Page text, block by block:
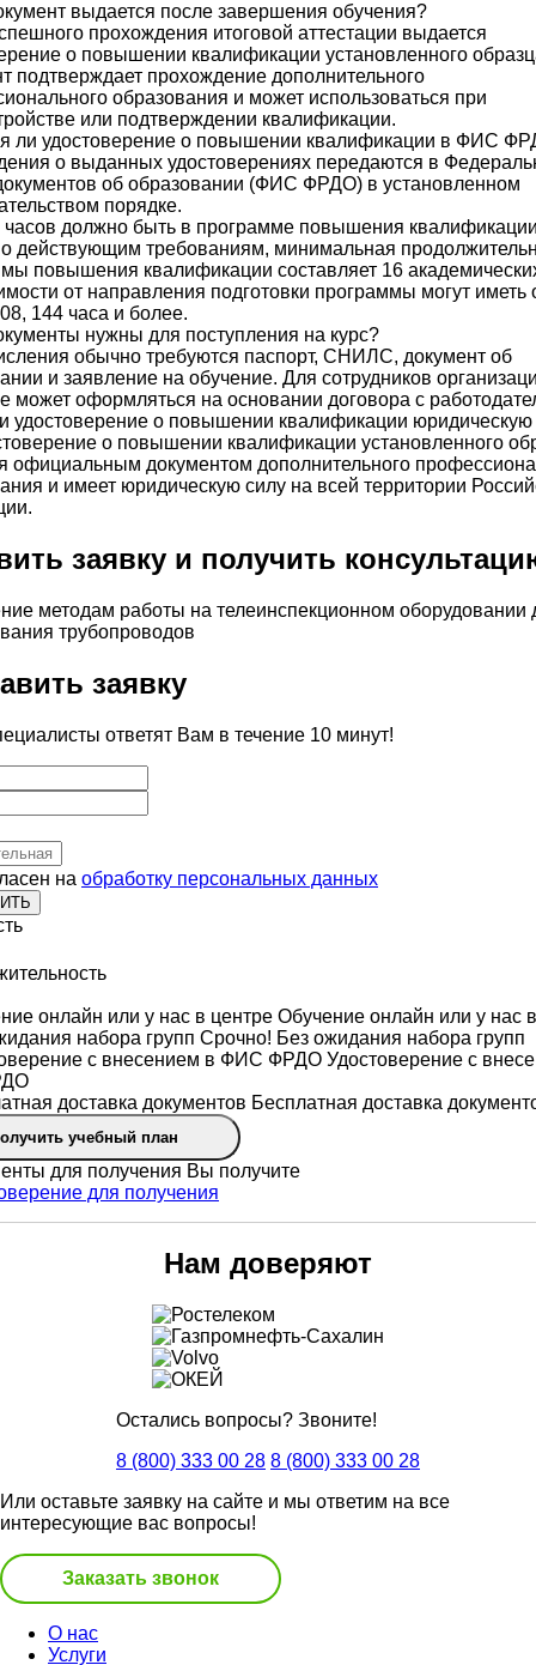
выдается после завершения обучения?
прохождения итоговой аттестации выдается
о повышении квалификации установленного
подтверждает прохождение дополнительного
образования и может использоваться при
или подтверждении квалификации.
ли удостоверение о повышении квалификации в ФИС
о выданных удостоверениях передаются в
об образовании (ФИС ФРДО) в установленном
порядке.
часов должно быть в программе повышения
действующим требованиям, минимальная
повышения квалификации составляет 16
от направления подготовки программы могут иметь
144 часа и более.
нужны для поступления на курс?
обычно требуются паспорт, СНИЛС, документ об
и заявление на обучение. Для сотрудников
может оформляться на основании договора с
удостоверение о повышении квалификации юридическую
о повышении квалификации установленного
официальным документом дополнительного
и имеет юридическую силу на всей территории
заявку и получить
заявку
ответят Вам в течение 10 минут!
на обработку персональных данных
Обучение онлайн или у нас
Срочно! Без ожидания набора групп
Удостоверение с
Бесплатная доставка
учебный план
Вы получите
Нам доверяют
Остались вопросы? Звоните!
8 (800) 333 00 28 8 (800) 333 00 28
Или оставьте заявку на сайте и мы ответим на все
интересующие вас вопросы!
Заказать звонок
О нас
Услуги